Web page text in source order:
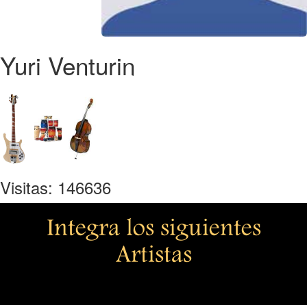
Yuri Venturin
Visitas: 146636
Integra los siguientes
Artistas